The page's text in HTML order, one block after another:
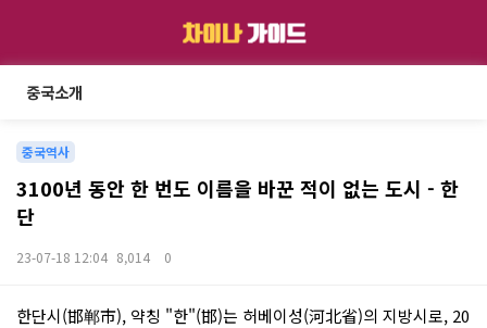
중국소개
중국역사
3100년 동안 한 번도 이름을 바꾼 적이 없는 도시 - 한
단
23-07-18 12:04 8,014 0
본문
한단시(邯郸市), 약칭 "한"(邯)는 허베이성(河北省)의 지방시로, 20